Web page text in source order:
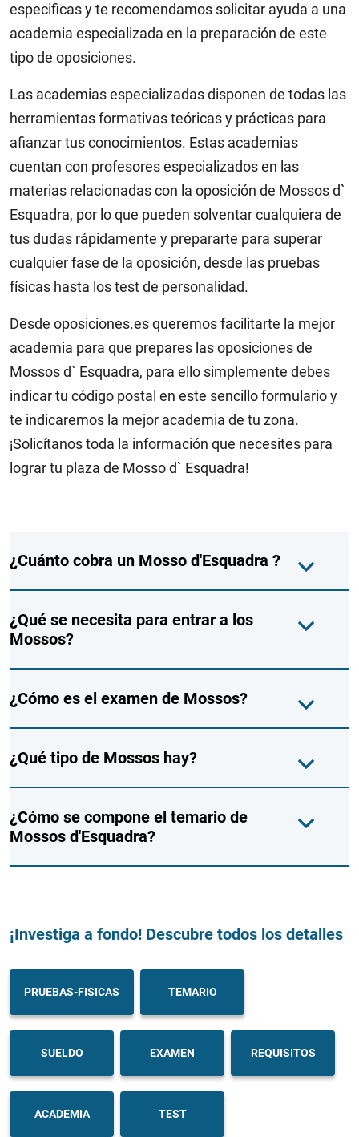
especificas y te recomendamos solicitar ayuda a una
academia especializada en la preparación de este
tipo de oposiciones.
Las academias especializadas disponen de todas las
herramientas formativas teóricas y prácticas para
afianzar tus conocimientos. Estas academias
cuentan con profesores especializados en las
materias relacionadas con la oposición de Mossos d`
Esquadra, por lo que pueden solventar cualquiera de
tus dudas rápidamente y prepararte para superar
cualquier fase de la oposición, desde las pruebas
físicas hasta los test de personalidad.
Desde oposiciones.es queremos facilitarte la mejor
academia para que prepares las oposiciones de
Mossos d` Esquadra, para ello simplemente debes
indicar tu código postal en este sencillo formulario y
te indicaremos la mejor academia de tu zona.
¡Solicítanos toda la información que necesites para
lograr tu plaza de Mosso d` Esquadra!
¿Cuánto cobra un Mosso d'Esquadra ?
¿Qué se necesita para entrar a los
Mossos?
¿Cómo es el examen de Mossos?
¿Qué tipo de Mossos hay?
¿Cómo se compone el temario de
Mossos d'Esquadra?
¡Investiga a fondo! Descubre todos los detalles
PRUEBAS-FISICAS TEMARIO
SUELDO EXAMEN REQUISITOS
ACADEMIA TEST